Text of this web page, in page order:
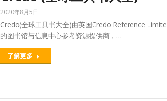
2020年8月5日
Credo(全球工具书大全)由英国Credo Reference
的图书馆与信息中心参考资源提供商，…
了解更多